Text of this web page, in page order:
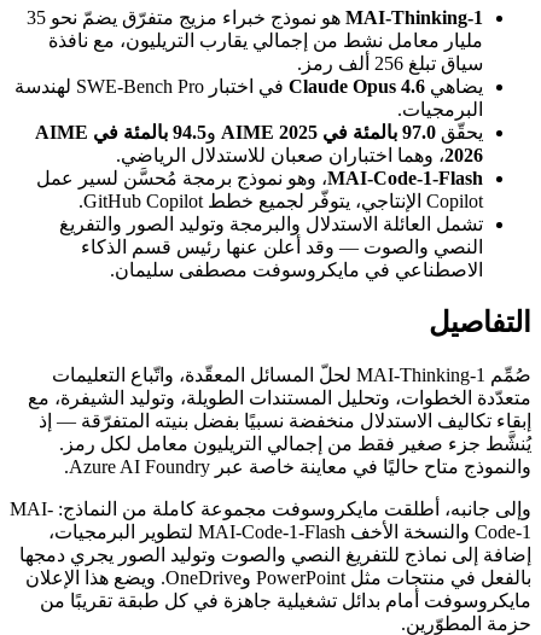
MAI-Thinking-1
هو نموذج خبراء مزيج متفرّق يضمّ نحو 35
مليار معامل نشط من إجمالي يقارب التريليون، مع نافذة
سياق تبلغ 256 ألف رمز.
يضاهي Claude Opus 4.6
في اختبار SWE-Bench Pro لهندسة
البرمجيات.
يحقّق97.0 بالمئة في AIME 2025 و
94.5 بالمئة في AIME
2026، وهما اختباران صعبان للاستدلال الرياضي.
MAI-Code-1-Flash، وهو نموذج برمجة مُحسَّن لسير عمل
Copilot الإنتاجي، يتوفّر لجميع خطط GitHub Copilot.
تشمل العائلة الاستدلال والبرمجة وتوليد الصور والتفريغ
النصي والصوت — وقد أعلن عنها رئيس قسم الذكاء
الاصطناعي في مايكروسوفت مصطفى سليمان.
التفاصيل
صُمِّم MAI-Thinking-1 لحلّ المسائل المعقّدة، واتّباع التعليمات
متعدّدة الخطوات، وتحليل المستندات الطويلة، وتوليد الشيفرة، مع
إبقاء تكاليف الاستدلال منخفضة نسبيًا بفضل بنيته المتفرّقة — إذ
يُنشَّط جزء صغير فقط من إجمالي التريليون معامل لكل رمز.
والنموذج متاح حاليًا في معاينة خاصة عبر Azure AI Foundry.
وإلى جانبه، أطلقت مايكروسوفت مجموعة كاملة من النماذج: MAI-
Code-1 والنسخة الأخف MAI-Code-1-Flash لتطوير البرمجيات،
إضافة إلى نماذج للتفريغ النصي والصوت وتوليد الصور يجري دمجها
بالفعل في منتجات مثل PowerPoint وOneDrive. ويضع هذا الإعلان
مايكروسوفت أمام بدائل تشغيلية جاهزة في كل طبقة تقريبًا من
حزمة المطوّرين.